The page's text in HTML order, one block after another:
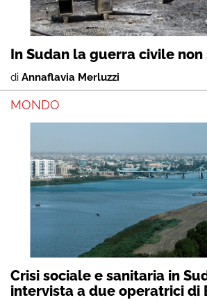
In Sudan la guerra civile
di Annaflavia Merluzzi
MONDO
Crisi sociale e sanitaria in
intervista a due operatrici di